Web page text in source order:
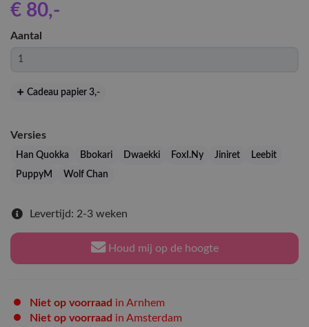
€ 80,-
Aantal
Cadeau papier 3,-
Versies
Han Quokka Bbokari Dwaekki FoxI.Ny Jiniret
Leebit
PuppyM
Wolf Chan
Levertijd: 2-3 weken
Houd mij op de hoogte
Niet op voorraad in Arnhem
Niet op voorraad in Amsterdam